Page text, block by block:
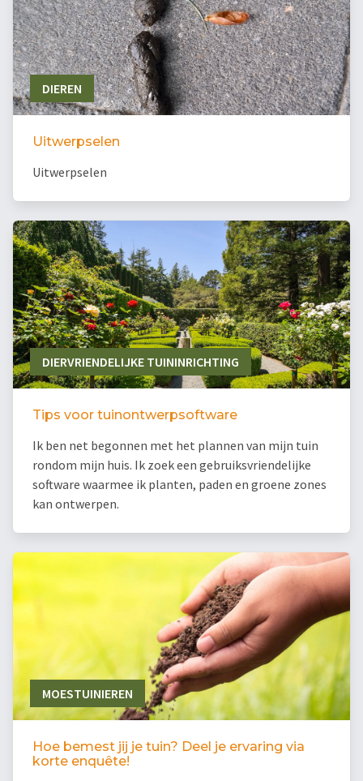
DIEREN
Uitwerpselen
Uitwerpselen
DIERVRIENDELIJKE TUININRICHTING
Tips voor tuinontwerpsoftware
Ik ben net begonnen met het plannen van mijn tuin
rondom mijn huis. Ik zoek een gebruiksvriendelijke
software waarmee ik planten, paden en groene zones
kan ontwerpen.
MOESTUINIEREN
Hoe bemest jij je tuin? Deel je ervaring via
korte enquête!